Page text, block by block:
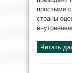
простыми
страны
Читать